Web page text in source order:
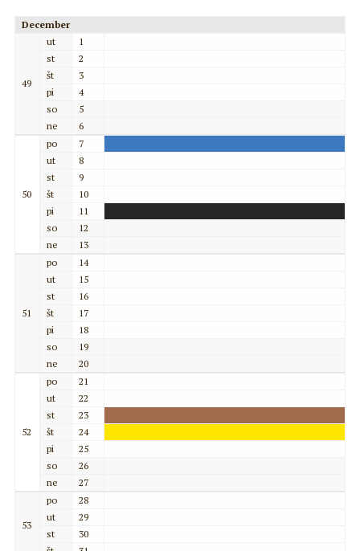
December
49
ut
1
st
2
št
3
pi
4
so
5
ne
6
50
po
7
ut
8
st
9
št
10
pi
11
so
12
ne
13
51
po
14
ut
15
st
16
št
17
pi
18
so
19
ne
20
52
po
21
ut
22
st
23
št
24
pi
25
so
26
ne
27
53
po
28
ut
29
st
30